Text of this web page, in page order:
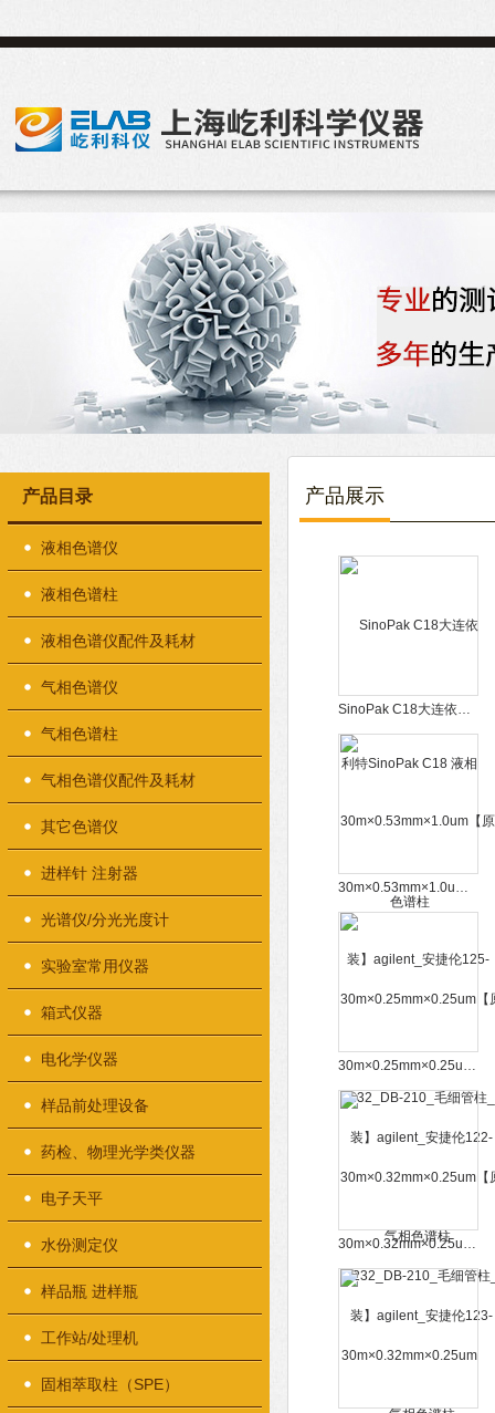
产品目录
液相色谱仪
液相色谱柱
液相色谱仪配件及耗材
气相色谱仪
气相色谱柱
气相色谱仪配件及耗材
其它色谱仪
进样针 注射器
光谱仪/分光光度计
实验室常用仪器
箱式仪器
电化学仪器
样品前处理设备
药检、物理光学类仪器
电子天平
水份测定仪
样品瓶 进样瓶
工作站/处理机
固相萃取柱（SPE）
产品展示
SinoPak C18大连依利特SinoPak C18 液相色谱柱
30m×0.53mm×1.0um【原装】agilent_安捷伦125-0232_DB-210_毛细管柱_气相色谱柱
30m×0.25mm×0.25um【原装】agilent_安捷伦122-0232_DB-210_毛细管柱_气相色谱柱
30m×0.32mm×0.25um【原装】agilent_安捷伦123-2332_DB-23_毛细管柱_气相色谱柱